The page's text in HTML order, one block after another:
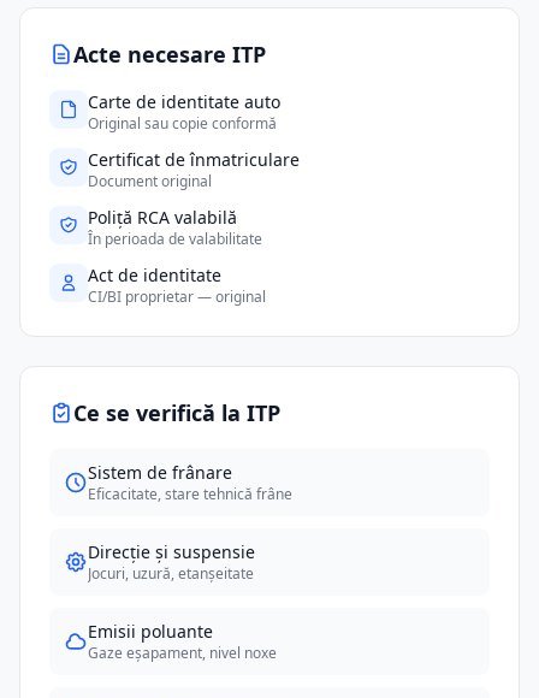
Acte necesare ITP
Carte de identitate auto
Original sau copie conformă
Certificat de înmatriculare
Document original
Poliță RCA valabilă
În perioada de valabilitate
Act de identitate
CI/BI proprietar — original
Ce se verifică la ITP
Sistem de frânare
Eficacitate, stare tehnică frâne
Direcție și suspensie
Jocuri, uzură, etanșeitate
Emisii poluante
Gaze eșapament, nivel noxe